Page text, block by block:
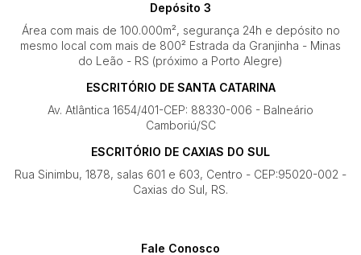
Depósito 3
Área com mais de 100.000m², segurança 24h e depósito no
mesmo local com mais de 800² Estrada da Granjinha - Minas
do Leão - RS (próximo a Porto Alegre)
ESCRITÓRIO DE SANTA CATARINA
Av. Atlântica 1654/401-CEP: 88330-006 - Balneário
Camboriú/SC
ESCRITÓRIO DE CAXIAS DO SUL
Rua Sinimbu, 1878, salas 601 e 603, Centro - CEP:95020-002 -
Caxias do Sul, RS.
Fale Conosco